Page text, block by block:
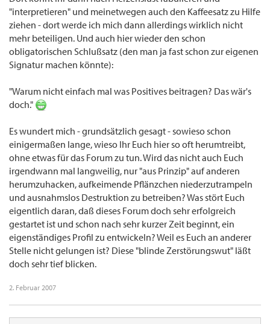
"interpretieren" und meinetwegen auch den Kaffeesatz zu Hilfe
ziehen - dort werde ich mich dann allerdings wirklich nicht
mehr beteiligen. Und auch hier wieder den schon
obligatorischen Schlußsatz (den man ja fast schon zur eigenen
Signatur machen könnte):
"Warum nicht einfach mal was Positives beitragen? Das wär's
doch."
Es wundert mich - grundsätzlich gesagt - sowieso schon
einigermaßen lange, wieso Ihr Euch hier so oft herumtreibt,
ohne etwas für das Forum zu tun. Wird das nicht auch Euch
irgendwann mal langweilig, nur "aus Prinzip" auf anderen
herumzuhacken, aufkeimende Pflänzchen niederzutrampeln
und ausnahmslos Destruktion zu betreiben? Was stört Euch
eigentlich daran, daß dieses Forum doch sehr erfolgreich
gestartet ist und schon nach sehr kurzer Zeit beginnt, ein
eigenständiges Profil zu entwickeln? Weil es Euch an anderer
Stelle nicht gelungen ist? Diese "blinde Zerstörungswut" läßt
doch sehr tief blicken.
2. Februar 2007